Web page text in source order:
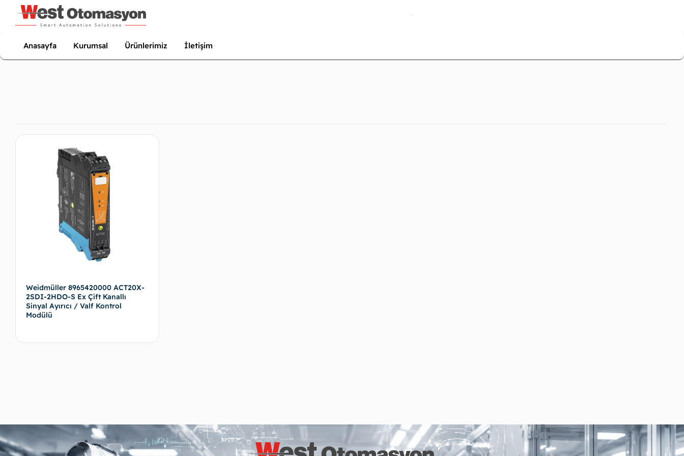
Anasayfa Kurumsal Ürünlerimiz İletişim
Weidmüller 8965420000 ACT20X-
2SDI-2HDO-S Ex Çift Kanallı
Sinyal Ayırıcı / Valf Kontrol
Modülü